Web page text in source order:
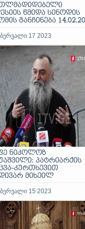
წმიდა სინოდის
განჩინება
17 2023
ნიკოლოზ
პატრიარქის
კურთხევით
მიხეილ
არ გაგვაჩნია,
ქვეყანაში
15 2023